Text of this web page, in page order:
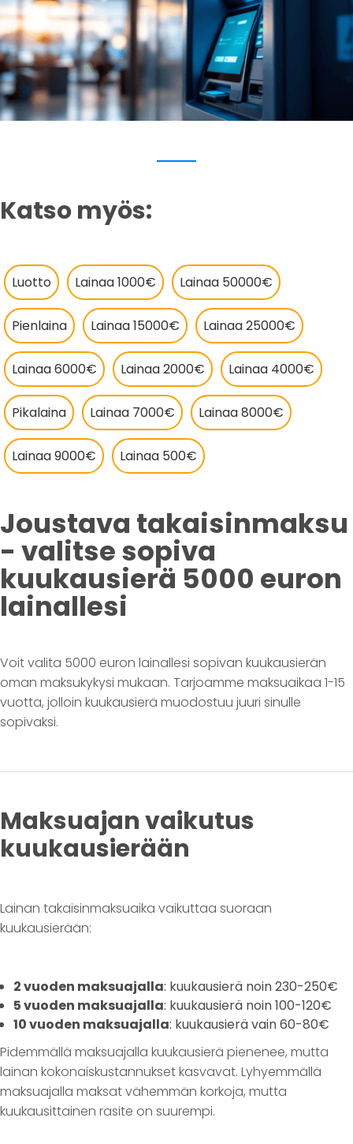
Katso myös:
Luotto Lainaa 1000€ Lainaa 50000€
Pienlaina Lainaa 15000€ Lainaa 25000€
Lainaa 6000€ Lainaa 2000€ Lainaa 4000€
Pikalaina Lainaa 7000€ Lainaa 8000€
Lainaa 9000€ Lainaa 500€
Joustava takaisinmaksu
- valitse sopiva
kuukausierä 5000 euron
lainallesi
Voit valita 5000 euron lainallesi sopivan kuukausierän
oman maksukykysi mukaan. Tarjoamme maksuaikaa 1-15
vuotta, jolloin kuukausierä muodostuu juuri sinulle
sopivaksi.
Maksuajan vaikutus
kuukausierään
Lainan takaisinmaksuaika vaikuttaa suoraan
kuukausierään:
2 vuoden maksuajalla: kuukausierä noin 230-250€
5 vuoden maksuajalla: kuukausierä noin 100-120€
10 vuoden maksuajalla: kuukausierä vain 60-80€
Pidemmällä maksuajalla kuukausierä pienenee, mutta
lainan kokonaiskustannukset kasvavat. Lyhyemmällä
maksuajalla maksat vähemmän korkoja, mutta
kuukausittainen rasite on suurempi.